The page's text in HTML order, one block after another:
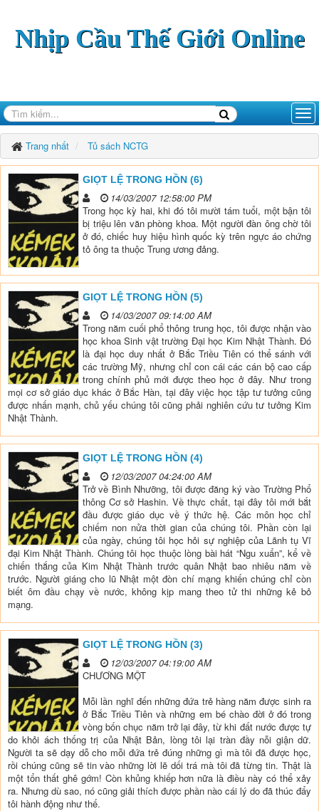
Nhịp Cầu Thế Giới Online
Trang nhất Tủ sách NCTG
GIỌT LỆ TRONG HỒN (6)
14/03/2007 12:58:00 PM
Trong học kỳ hai, khi đó tôi mười tám tuổi, một bận tôi
bị triệu lên văn phòng khoa. Một người đàn ông chờ tôi
ở đó, chiếc huy hiệu hình quốc kỳ trên ngực áo chứng
tỏ ông ta thuộc Trung ương đảng.
GIỌT LỆ TRONG HỒN (5)
14/03/2007 09:14:00 AM
Trong năm cuối phổ thông trung học, tôi được nhận vào
học khoa Sinh vật trường Đại học Kim Nhật Thành. Đó
là đại học duy nhất ở Bắc Triều Tiên có thể sánh với
các trường Mỹ, nhưng chỉ con cái các cán bộ cao cấp
trong chính phủ mới được theo học ở đây. Như trong
mọi cơ sở giáo dục khác ở Bắc Hàn, tại đây việc học tập tư tưởng cũng
được nhấn mạnh, chủ yếu chúng tôi cũng phải nghiên cứu tư tưởng Kim
Nhật Thành.
GIỌT LỆ TRONG HỒN (4)
12/03/2007 04:24:00 AM
Trở về Bình Nhưỡng, tôi được đăng ký vào Trường Phổ
thông Cơ sở Hashin. Về thực chất, tại đây tôi mới bắt
đầu được giáo dục về ý thức hệ. Các môn học chỉ
chiếm non nửa thời gian của chúng tôi. Phần còn lại
của ngày, chúng tôi học hỏi sự nghiệp của Lãnh tụ Vĩ
đại Kim Nhật Thành. Chúng tôi học thuộc lòng bài hát “Ngu xuẩn”, kể về
chiến thắng của Kim Nhật Thành trước quân Nhật bao nhiêu năm về
trước. Người giáng cho lũ Nhật một đòn chí mạng khiến chúng chỉ còn
biết ôm đầu chạy về nước, không kịp mang theo tử thi những kẻ bỏ
mạng.
GIỌT LỆ TRONG HỒN (3)
12/03/2007 04:19:00 AM
CHƯƠNG MỘT
Mỗi lần nghĩ đến những đứa trẻ hàng năm được sinh ra
ở Bắc Triều Tiên và những em bé chào đời ở đó trong
vòng bốn chục năm trở lại đây, từ khi đất nước được tự
do khỏi ách thống trị của Nhật Bản, lòng tôi lại tràn đầy nỗi giận dữ.
Người ta sẽ dạy dỗ cho mỗi đứa trẻ đúng những gì mà tôi đã được học,
rồi chúng cũng sẽ tin vào những lời lẽ dối trá mà tôi đã từng tin. Thật là
một tổn thất ghê gớm! Còn khủng khiếp hơn nữa là điều này có thể xảy
ra. Nhưng dù sao, nó cũng giải thích được phần nào cái lý do đã thúc đẩy
tôi hành động như thế.